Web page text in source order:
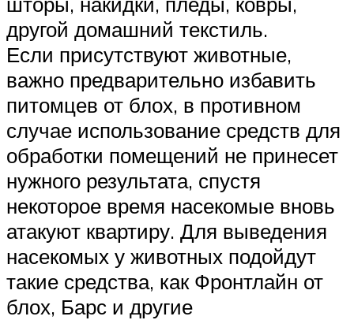
другой домашний текстиль.
Если присутствуют животные,
важно предварительно избавить
питомцев от блох, в противном
случае использование средств для
обработки помещений не принесет
нужного результата, спустя
некоторое время насекомые вновь
атакуют квартиру. Для выведения
насекомых у животных подойдут
такие средства, как Фронтлайн от
блох, Барс и другие